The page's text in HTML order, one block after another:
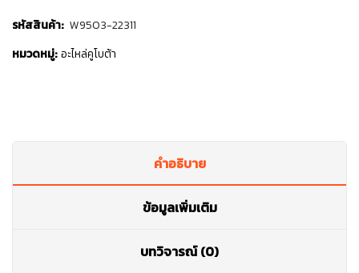
รหัสสินค้า: W9503-22311
หมวดหมู่: อะไหล่คูโบต้า
คำอธิบาย
ข้อมูลเพิ่มเติม
บทวิจารณ์ (0)